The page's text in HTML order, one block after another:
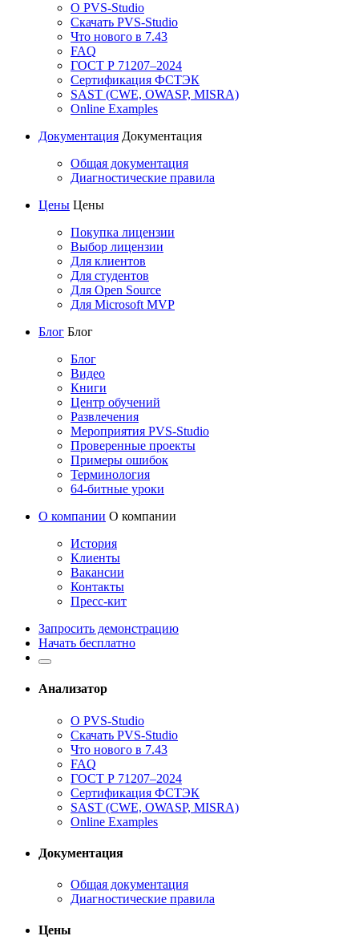
О PVS-Studio
Скачать PVS-Studio
Что нового в 7.43
FAQ
ГОСТ Р 71207–2024
Сертификация ФСТЭК
SAST (CWE, OWASP, MISRA)
Online Examples
Документация Документация
Общая документация
Диагностические правила
Цены Цены
Покупка лицензии
Выбор лицензии
Для клиентов
Для студентов
Для Open Source
Для Microsoft MVP
Блог Блог
Блог
Видео
Книги
Центр обучений
Развлечения
Мероприятия PVS-Studio
Проверенные проекты
Примеры ошибок
Терминология
64-битные уроки
О компании О компании
История
Клиенты
Вакансии
Контакты
Пресс-кит
Запросить демонстрацию
Начать бесплатно
Анализатор
О PVS-Studio
Скачать PVS-Studio
Что нового в 7.43
FAQ
ГОСТ Р 71207–2024
Сертификация ФСТЭК
SAST (CWE, OWASP, MISRA)
Online Examples
Документация
Общая документация
Диагностические правила
Цены